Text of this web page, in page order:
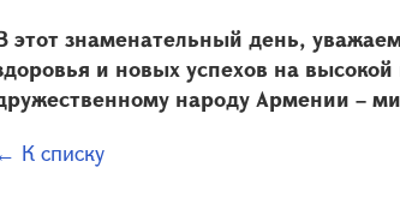
этот знаменательный день,
и новых успехов на
народу Армении –
К списку